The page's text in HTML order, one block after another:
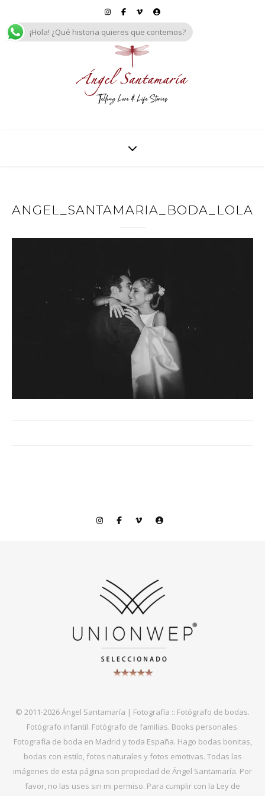
© 2011-2026 Ángel Santamaría | Fotografía :: Fotógrafo de bodas.
Fotógrafo infantil. Fotógrafo de familias. Books personales.
Fotografía de boda en Madrid y toda España. Hago bodas bonitas,
bodas con estilo, fotos naturales y fotos emotivas. Todas las
imágenes de esta página son propiedad de Ángel Santamaría. Por
favor, no las uses sin mi permiso. Para cumplir con la Ley de
¡Hola! ¿Qué historia quieres que contemos?